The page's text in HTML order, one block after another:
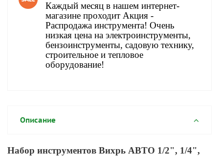
Каждый месяц в нашем интернет-
магазине проходит Акция -
Распродажа инструмента! Очень
низкая цена на электроинструменты,
бензоинструменты, садовую технику,
строительное и тепловое
оборудование!
Описание
Набор инструментов Вихрь АВТО 1/2", 1/4",